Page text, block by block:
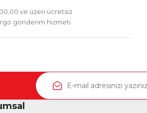
ve üzeri ücretsiz
gönderim hizmeti